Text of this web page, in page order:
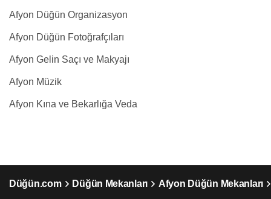
Afyon Düğün Organizasyon
Afyon Düğün Fotoğrafçıları
Afyon Gelin Saçı ve Makyajı
Afyon Müzik
Afyon Kına ve Bekarlığa Veda
Düğün.com Düğün Mekanları Afyon Düğün Mekanları